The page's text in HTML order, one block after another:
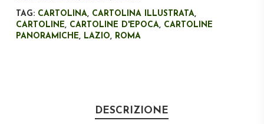
TAG: CARTOLINA, CARTOLINA ILLUSTRATA,
CARTOLINE, CARTOLINE D'EPOCA, CARTOLINE
PANORAMICHE, LAZIO, ROMA
DESCRIZIONE